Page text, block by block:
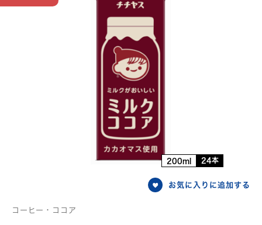
200ml 24本
お気に入りに追加する
コーヒー・ココア